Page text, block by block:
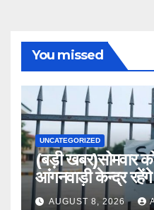
You missed
UNCATEGORIZED
(बड़ी खबर)सोमवार
आंगनवाड़ी केन्द्र
AUGUST 8, 2026